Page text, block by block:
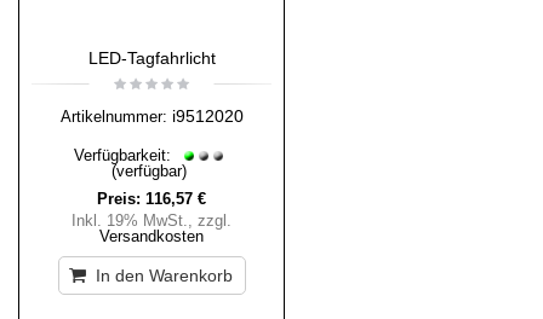
LED-Tagfahrlicht
Artikelnummer: i9512020
Verfügbarkeit:
(verfügbar)
Preis: 116,57 €
Inkl. 19% MwSt., zzgl.
Versandkosten
In den Warenkorb